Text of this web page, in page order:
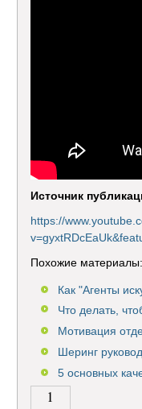
Источник
https://
Похожие материалы:
Как "Агенты
Что делать,
Мотивация
Шеринг
5 основных
1